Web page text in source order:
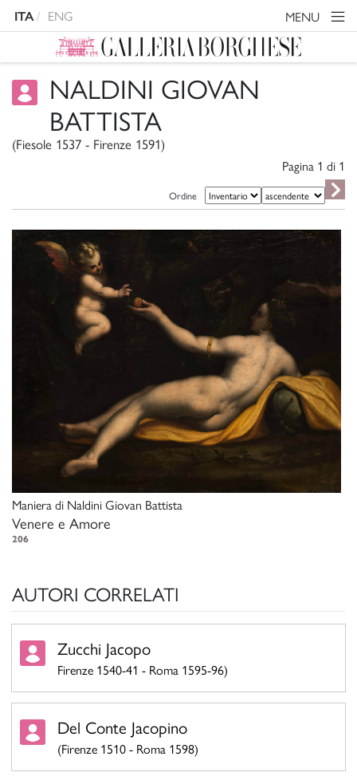
ITA ENG MENU
NALDINI GIOVAN
BATTISTA
(Fiesole 1537 - Firenze 1591)
Pagina 1 di 1
Ordine
Maniera di Naldini Giovan Battista
Venere e Amore
206
AUTORI CORRELATI
Zucchi Jacopo
Firenze 1540-41 - Roma 1595-96)
Del Conte Jacopino
(Firenze 1510 - Roma 1598)